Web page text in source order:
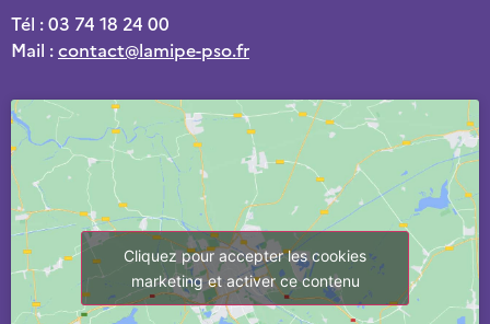
Tél : 03 74 18 24 00
Mail :contact@lamipe-pso.fr
Cliquez pour accepter les cookies
marketing et activer ce contenu